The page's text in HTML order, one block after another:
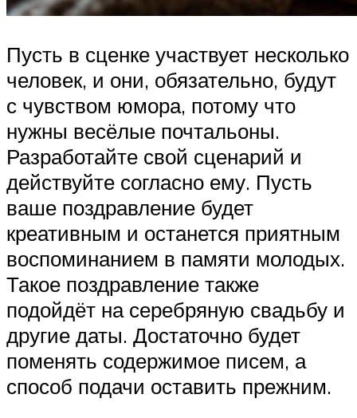
Пусть в сценке участвует несколько
человек, и они, обязательно, будут
с чувством юмора, потому что
нужны весёлые почтальоны.
Разработайте свой сценарий и
действуйте согласно ему. Пусть
ваше поздравление будет
креативным и останется приятным
воспоминанием в памяти молодых.
Такое поздравление также
подойдёт на серебряную свадьбу и
другие даты. Достаточно будет
поменять содержимое писем, а
способ подачи оставить прежним.